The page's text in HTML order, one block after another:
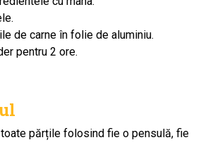
de carne în folie de aluminiu.
pentru 2 ore.
părțile folosind fie o pensulă, fie